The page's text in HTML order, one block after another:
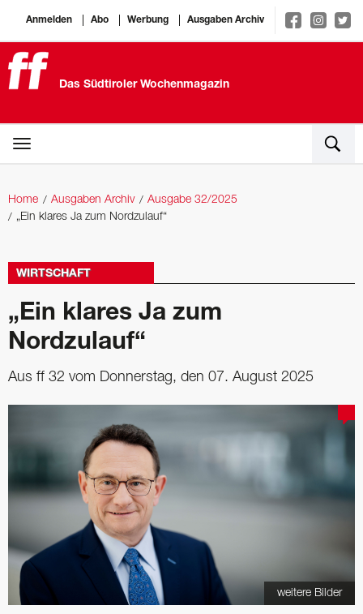
Anmelden Abo Werbung Ausgaben Archiv
Das Südtiroler Wochenmagazin
Home Ausgaben Archiv
Ausgabe 32/2025
„Ein klares Ja zum Nordzulauf“
WIRTSCHAFT
„Ein klares Ja zum
Nordzulauf“
Aus ff 32 vom Donnerstag, den 07. August 2025
weitere Bilder